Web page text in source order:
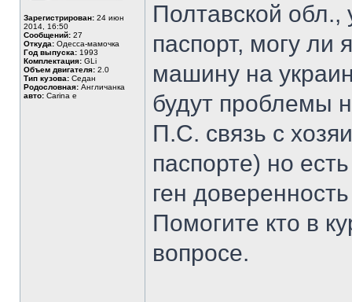
Зарегистрирован: 24 июн
2014, 16:50
Сообщений: 27
Откуда: Одесса-мамочка
Год выпуска: 1993
Комплектация: GLi
Объем двигателя: 2.0
Тип кузова: Седан
Родословная: Англичанка
авто: Carina e
Полтавской обл.,
паспорт, могу ли
машину на
будут проблемы
П.С. связь с
паспорте) но
ген
Помогите кто в
вопросе.